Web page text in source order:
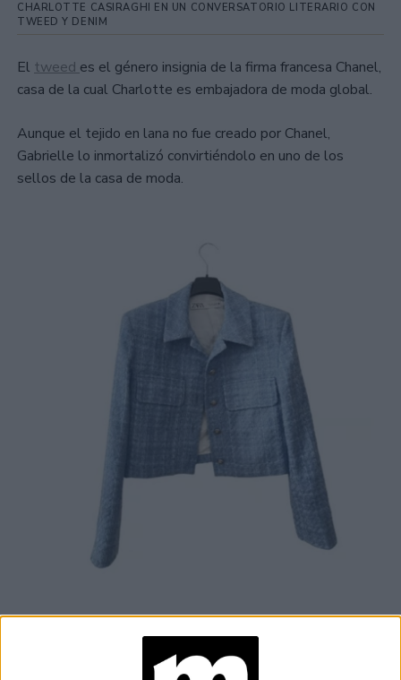
CHARLOTTE CASIRAGHI EN UN CONVERSATORIO LITERARIO CON
TWEED Y DENIM
El tweed es el género insignia de la firma francesa Chanel,
casa de la cual Charlotte es embajadora de moda global.
Aunque el tejido en lana no fue creado por Chanel,
Gabrielle lo inmortalizó convirtiéndolo en uno de los
sellos de la casa de moda.
CHAQUETA DE TWEED DE ZARA